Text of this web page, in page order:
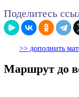
Поделитесь
>> дополнить
Маршрут до